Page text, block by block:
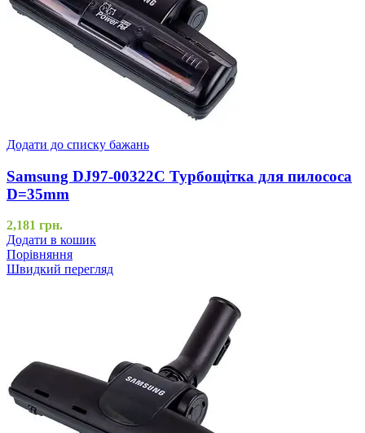
Додати до списку бажань
Samsung DJ97-00322C Турбощітка для пилососа
D=35mm
2,181 грн.
Додати в кошик
Порівняння
Швидкий перегляд